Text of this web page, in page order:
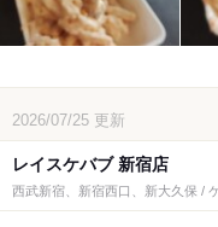
2026/07/25 更新
レイスケバブ 新宿店
西武新宿、新宿西口、新大久保 /